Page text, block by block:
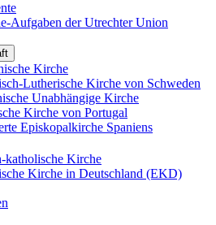
Aufgaben der Utrechter Union
Kirche
Lutherische Kirche von Schweden
Unabhängige Kirche
Kirche von Portugal
Episkopalkirche Spaniens
katholische Kirche
Kirche in Deutschland (EKD)